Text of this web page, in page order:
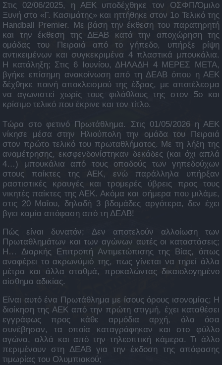
Στις 02/06/2025, η ΑΕΚ υποδέχθηκε τον ΟΣΦΠ/Όμιλο
Ξυνή στο «Γ. Κασιμάτης» και ηττήθηκε στον 1ο Τελικό της
Handball Premier. Με βάση την έκθεση του παρατηρητή
και την έκθεση της ΔΕΑΒ κατά την αποχώρηση της
ομάδας του Πειραιά από το γήπεδο, υπήρξε ρίψη
αντικειμένων και συγκεκριμένα 4 πλαστικά μπουκάλια.
Η κατάληξη; Στις 6 Ιουνίου, ΔΗΛΑΔΗ 4 ΜΕΡΕΣ ΜΕΤΑ,
βγήκε επίσημη ανακοίνωση από τη ΔΕΑΒ όπου η ΑΕΚ
δέχθηκε ποινή αποκλεισμού της έδρας, με αποτέλεσμα
να αγωνιστεί χωρίς τους φιλάθλους της στον 5ο και
κρίσιμο τελικό που έκρινε και τον τίτλο.
Τώρα στο φετινό Πρωτάθλημα. Στις 01/05/2026 η ΑΕΚ
νίκησε μέσα στην Ηλιούπολη την ομάδα του Πειραιά
στον πρώτο τελικό του πρωταθλήματος. Με τη λήξη της
αναμέτρησης, εκσφενδονίστηκαν δεκάδες (και όχι απλά
4…) μπουκάλια από τους οπαδούς των γηπεδούχων
στους παίκτες της ΑΕΚ, ενώ παράλληλα υπήρξαν
ραστιστικές κραυγές και τρομερές ύβρεις προς τους
νικητές παίκτες της ΑΕΚ. Ακόμα και σήμερα που μιλάμε,
στις 20 Μαΐου, δηλαδή 3 βδομάδες αργότερα, δεν έχει
βγει καμία απόφαση από τη ΔΕΑΒ!
Πώς είναι δυνατόν; Δεν αποτελούν αλλοίωση των
Πρωταθλημάτων και των αγώνων αυτές οι καταστάσεις;
Η… Διαρκής Επιτροπή Αντιμετώπισης της Βίας, όπως
αναφέρει το ακρωνύμιό της, πως γίνεται να τηρεί άλλα
μέτρα και άλλα σταθμά, προκαλώντας δικαιολογημένο
αίσθημα αδικίας.
Είναι αυτό ένα Πρωτάθλημα με ίσους όρους ισονομίας; Η
διοίκηση της ΑΕΚ από την πρώτη στιγμή, έχει καταθέσει
εγγράφως προς κάθε αρμόδια αρχή, όλα όσα
συνέβησαν, τα οποία καταγράφηκαν και στο φύλλο
αγώνα, αλλά και από την τηλεοπτική κάμερα. Τι άλλο
περιμένουν στη ΔΕΑΒ για την έκδοση της απόφασης
τιμωρίας του Ολυμπιακού;